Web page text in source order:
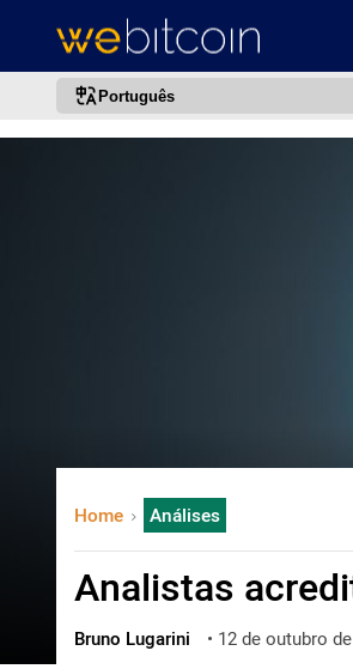
Português
العربية
ไทย
ქართული
Home Análises
Analistas
Bruno Lugarini • 12 de outubro